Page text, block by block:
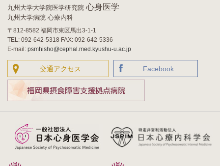
九州大学大学院医学研究院 心身医学
九州大学病院 心療内科
〒812-8582 福岡市東区馬出3-1-1
TEL: 092-642-5318 FAX: 092-642-5336
E-mail: psmhisho@cephal.med.kyushu-u.ac.jp
交通アクセス Facebook